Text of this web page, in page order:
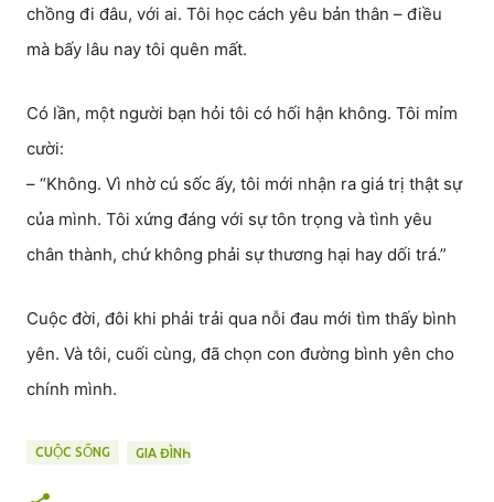
chồng đi đâu, với ai. Tôi học cách yêu bản thân – điều
mà bấy lâu nay tôi quên mất.
Có lần, một người bạn hỏi tôi có hối hận không. Tôi mỉm
cười:
– “Không. Vì nhờ cú sốc ấy, tôi mới nhận ra giá trị thật sự
của mình. Tôi xứng đáng với sự tôn trọng và tình yêu
chân thành, chứ không phải sự thương hại hay dối trá.”
Cuộc đời, đôi khi phải trải qua nỗi đau mới tìm thấy bình
yên. Và tôi, cuối cùng, đã chọn con đường bình yên cho
chính mình.
CUỘC SỐNG GIA ĐÌNҺ